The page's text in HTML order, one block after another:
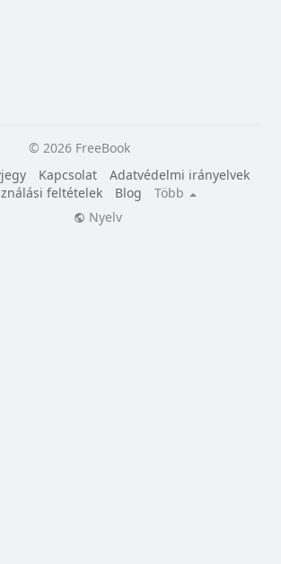
© 2026 FreeBook
Kapcsolat
Adatvédelmi irányelvek
feltételek
Blog
Több
Nyelv